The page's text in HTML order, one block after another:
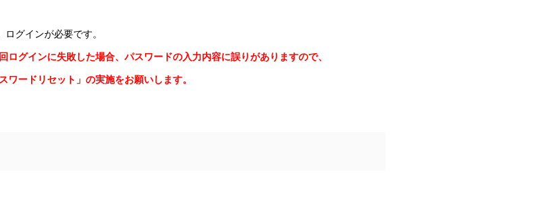
グインが必要です。
グインに失敗した場合、パスワードの入力内容に誤りがありますので、
ワードリセット 」の実施をお願いします。